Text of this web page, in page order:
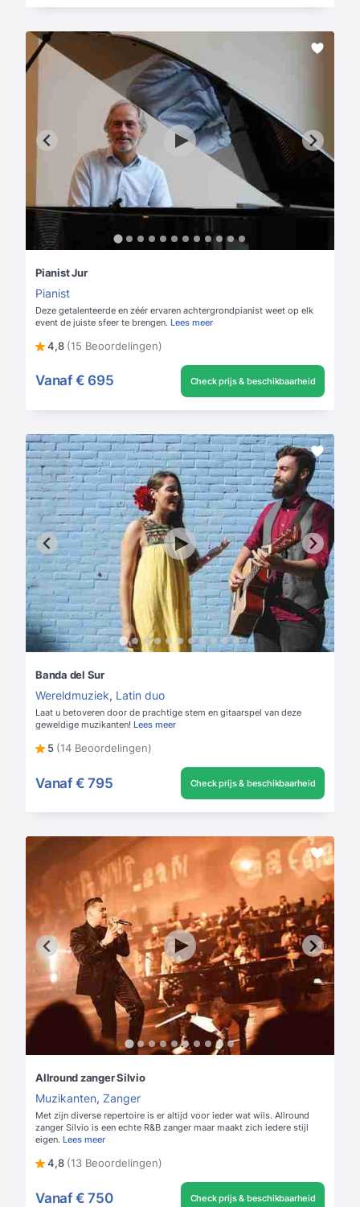
Pianist Jur
Pianist
Deze getalenteerde en zéér ervaren achtergrondpianist weet op elk
event de juiste sfeer te brengen. Lees meer
4,8 (15 Beoordelingen)
Vanaf € 695 Check prijs & beschikbaarheid
Banda del Sur
Wereldmuziek, Latin duo
Laat u betoveren door de prachtige stem en gitaarspel van deze
geweldige muzikanten! Lees meer
5 (14 Beoordelingen)
Vanaf € 795 Check prijs & beschikbaarheid
Allround zanger Silvio
Muzikanten, Zanger
Met zijn diverse repertoire is er altijd voor ieder wat wils. Allround
zanger Silvio is een echte R&B zanger maar maakt zich iedere stijl
eigen. Lees meer
4,8 (13 Beoordelingen)
Vanaf € 750 Check prijs & beschikbaarheid